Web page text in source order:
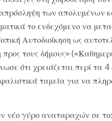
των απολυμένων
το ενδεχόμενο να
Αυτοδιοίκηση ως
προς τους δήμους»
ότι χρειάζεται περί τα
ταμεία για να
νέο γύρο αναταραχών σε